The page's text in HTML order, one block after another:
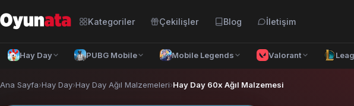
Kategoriler Çekilişler Blog İletişim
Hay Day PUBG Mobile Mobile Legends Valorant
Ana Sayfa›Hay Day›Hay Day Ağıl Malzemeleri›Hay Day 60x Ağıl Malzemesi